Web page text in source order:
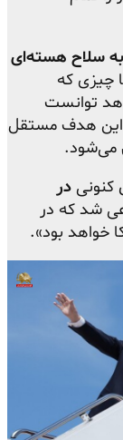
به سلاح هسته‌ای
چیزی که
توانست
این هدف مستقل
می‌شود.
در
شد که در
خواهد بود».